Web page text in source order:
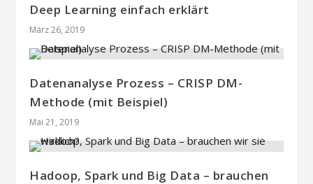
Deep Learning einfach erklärt
März 26, 2019
Datenanalyse Prozess – CRISP DM-
Methode (mit Beispiel)
Mai 21, 2019
Hadoop, Spark und Big Data – brauchen